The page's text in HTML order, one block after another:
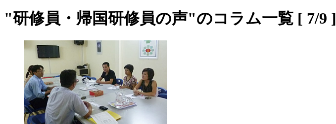
"研修員・帰国研修員の声"のコラム一覧 [ 7/9 ]